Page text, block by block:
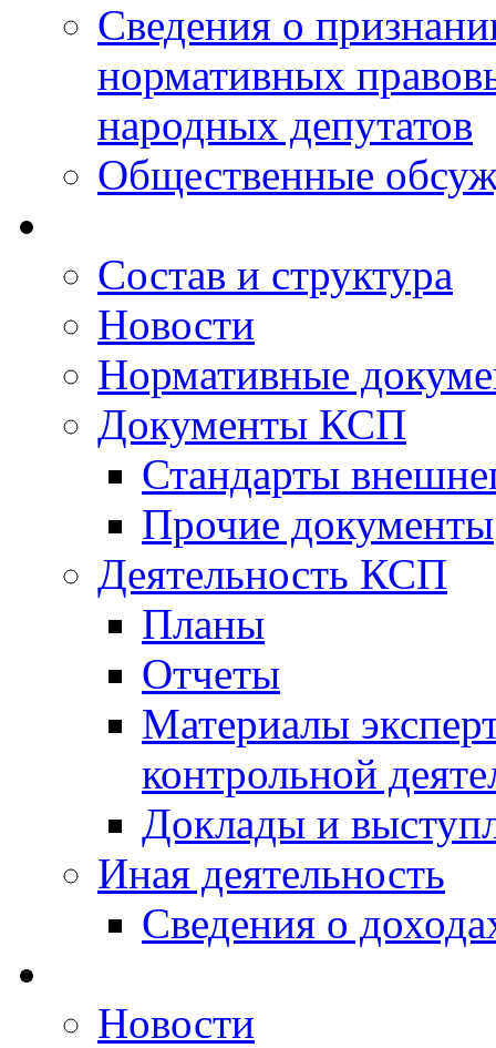
Сведения о
нормативных
народных депутатов
Общественные
Состав и структура
Новости
Нормативные
Документы КСП
Стандарты
Прочие документы
Деятельность КСП
Планы
Отчеты
Материалы
контрольной
Доклады и
Иная деятельность
Сведения о
Новости